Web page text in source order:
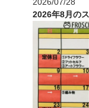
2018/05/01
2026/07/28
2026年8月の